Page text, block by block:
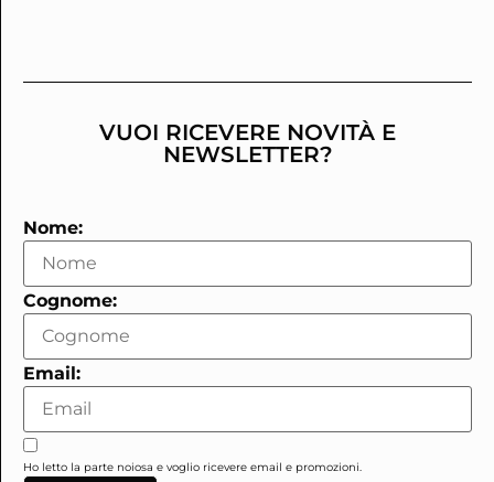
VUOI RICEVERE NOVITÀ E
NEWSLETTER?
Nome:
Cognome:
Email:
Ho letto la parte noiosa e voglio ricevere email e promozioni.